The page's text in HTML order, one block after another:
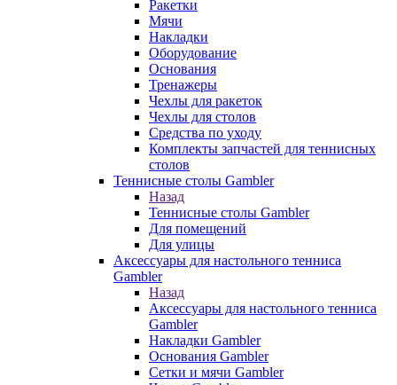
Ракетки
Мячи
Накладки
Оборудование
Основания
Тренажеры
Чехлы для ракеток
Чехлы для столов
Средства по уходу
Комплекты запчастей для теннисных
столов
Теннисные столы Gambler
Назад
Теннисные столы Gambler
Для помещений
Для улицы
Аксессуары для настольного тенниса
Gambler
Назад
Аксессуары для настольного тенниса
Gambler
Накладки Gambler
Основания Gambler
Сетки и мячи Gambler